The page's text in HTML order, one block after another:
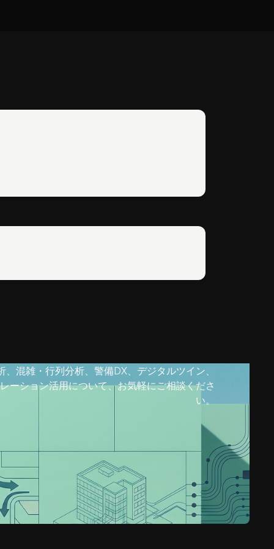
、混雑・行列分析、警備DX、デジタルツイン、
ーション活用について、お気軽にご相談くださ
い。